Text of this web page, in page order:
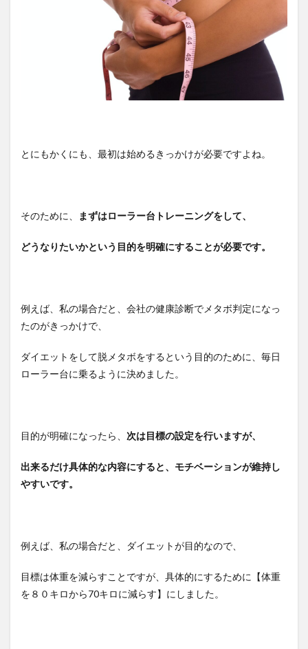
とにもかくにも、最初は始めるきっかけが必要ですよね。
そのために、 まずはローラー台トレーニングをして、
どうなりたいかという目的を明確にすることが必要です。
例えば、私の場合だと、会社の健康診断でメタボ判定になっ
たのがきっかけで、
ダイエットをして脱メタボをするという目的のために、毎日
ローラー台に乗るように決めました。
目的が明確になったら、 次は目標の設定を行いますが、
出来るだけ具体的な内容にすると、モチベーションが維持し
やすいです。
例えば、私の場合だと、ダイエットが目的なので、
目標は体重を減らすことですが、具体的にするために【体重
を８０キロから70キロに減らす】にしました。